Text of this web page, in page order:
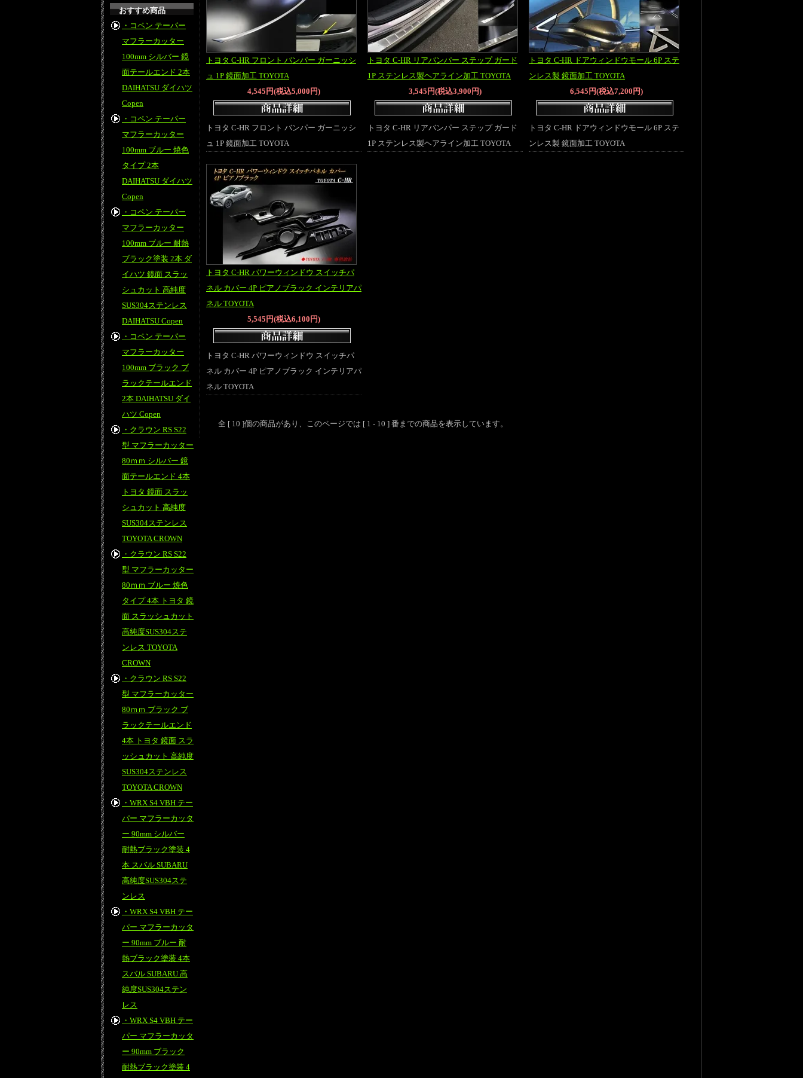
おすすめ商品
・コペン テーパー
マフラーカッター
100mm シルバー 鏡
面テールエンド 2本
DAIHATSU ダイハツ
Copen
・コペン テーパー
マフラーカッター
100mm ブルー 焼色
タイプ 2本
DAIHATSU ダイハツ
Copen
・コペン テーパー
マフラーカッター
100mm ブルー 耐熱
ブラック塗装 2本 ダ
イハツ 鏡面 スラッ
シュカット 高純度
SUS304ステンレス
DAIHATSU Copen
・コペン テーパー
マフラーカッター
100mm ブラック ブ
ラックテールエンド
2本 DAIHATSU ダイ
ハツ Copen
・クラウン RS S22
型 マフラーカッター
80ｍｍ シルバー 鏡
面テールエンド 4本
トヨタ 鏡面 スラッ
シュカット 高純度
SUS304ステンレス
TOYOTA CROWN
・クラウン RS S22
型 マフラーカッター
80ｍｍ ブルー 焼色
タイプ 4本 トヨタ 鏡
面 スラッシュカット
高純度SUS304ステ
ンレス TOYOTA
CROWN
・クラウン RS S22
型 マフラーカッター
80ｍｍ ブラック ブ
ラックテールエンド
4本 トヨタ 鏡面 スラ
ッシュカット 高純度
SUS304ステンレス
TOYOTA CROWN
・WRX S4 VBH テー
パー マフラーカッタ
ー 90mm シルバー
耐熱ブラック塗装 4
本 スバル SUBARU
高純度SUS304ステ
ンレス
・WRX S4 VBH テー
パー マフラーカッタ
ー 90mm ブルー 耐
熱ブラック塗装 4本
スバル SUBARU 高
純度SUS304ステン
レス
・WRX S4 VBH テー
パー マフラーカッタ
ー 90mm ブラック
耐熱ブラック塗装 4
トヨタ C-HR フロント バンパー ガーニッシ
ュ 1P 鏡面加工 TOYOTA
4,545円(税込5,000円)
トヨタ C-HR フロント バンパー ガーニッシ
ュ 1P 鏡面加工 TOYOTA
トヨタ C-HR リアバンパー ステップ ガード
1P ステンレス製ヘアライン加工 TOYOTA
3,545円(税込3,900円)
トヨタ C-HR リアバンパー ステップ ガード
1P ステンレス製ヘアライン加工 TOYOTA
トヨタ C-HR ドアウィンドウモール 6P ステ
ンレス製 鏡面加工 TOYOTA
6,545円(税込7,200円)
トヨタ C-HR ドアウィンドウモール 6P ステ
ンレス製 鏡面加工 TOYOTA
トヨタ C-HR パワーウィンドウ スイッチパ
ネル カバー 4P ピアノブラック インテリアパ
ネル TOYOTA
5,545円(税込6,100円)
トヨタ C-HR パワーウィンドウ スイッチパ
ネル カバー 4P ピアノブラック インテリアパ
ネル TOYOTA
全 [ 10 ]個の商品があり、このページでは [ 1 - 10 ] 番までの商品を表示しています。